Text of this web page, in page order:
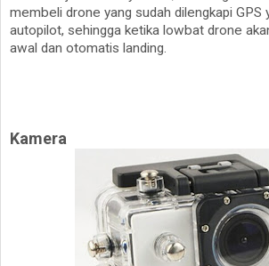
membeli drone yang sudah dilengkapi GPS
autopilot, sehingga ketika lowbat drone
awal dan otomatis landing.
Kamera